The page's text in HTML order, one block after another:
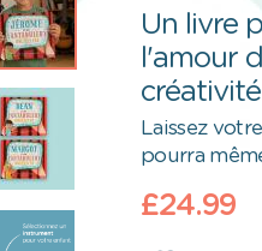
Un livre
l'amour
créativité
Laissez
pourra
£24.99